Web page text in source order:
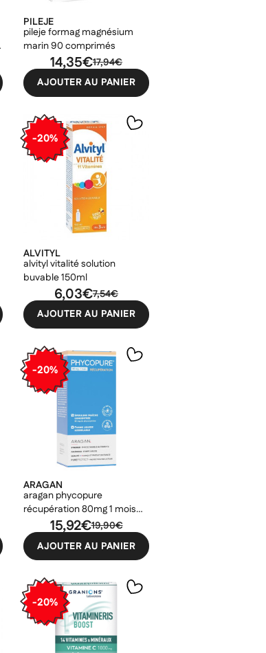
PILEJE
pileje formag magnésium
marin 90 comprimés
17,94€
14,35€
AJOUTER AU PANIER
-20%
ALVITYL
alvityl vitalité solution
buvable 150ml
7,54€
6,03€
AJOUTER AU PANIER
-20%
ARAGAN
aragan phycopure
récupération 80mg 1 mois
19,90€
15,92€
AJOUTER AU PANIER
-20%